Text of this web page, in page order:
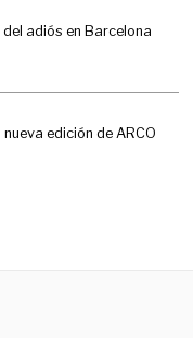
adiós en Barcelona
edición de ARCO